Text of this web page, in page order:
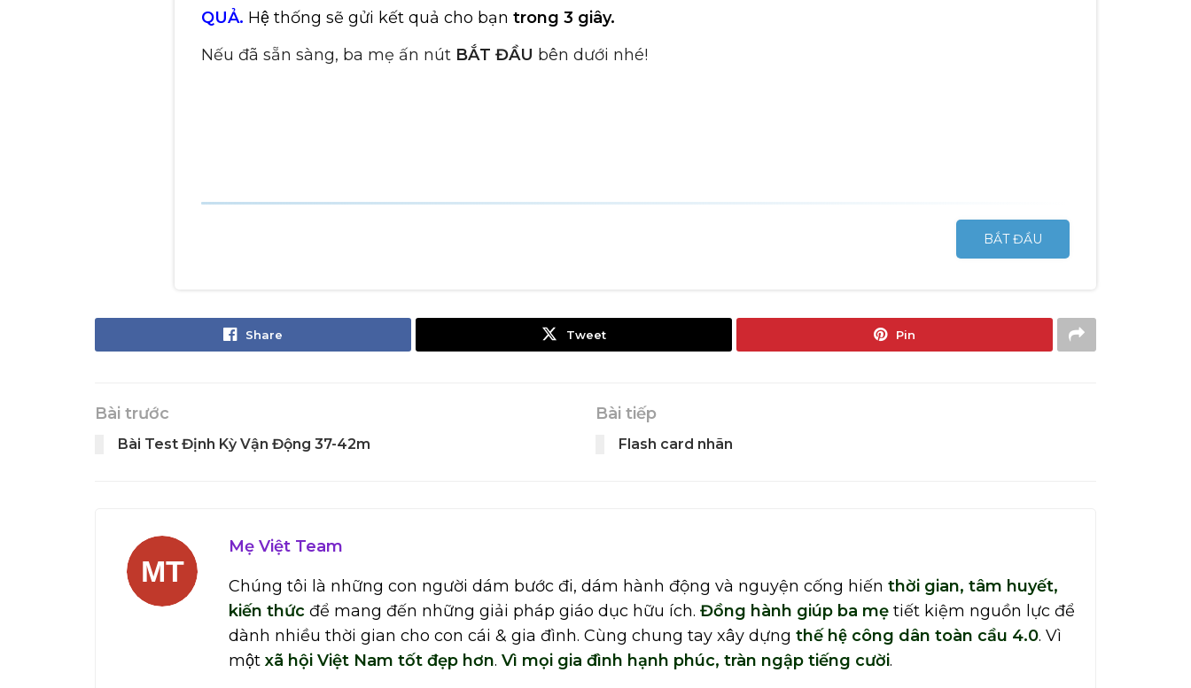
QUẢ. Hệ thống sẽ gửi kết quả cho bạn trong 3 giây.
Nếu đã sẵn sàng, ba mẹ ấn nút BẮT ĐẦU bên dưới nhé!
BẮT ĐẦU
Share Tweet Pin
Bài trước
Bài Test Định Kỳ Vận Động 37-42m
Bài tiếp
Flash card nhãn
Mẹ Việt Team
Chúng tôi là những con người dám bước đi, dám hành động và nguyện cống hiến thời gian, tâm huyết,
kiến thức để mang đến những giải pháp giáo dục hữu ích. Đồng hành giúp ba mẹ tiết kiệm nguồn lực để
dành nhiều thời gian cho con cái & gia đình. Cùng chung tay xây dựng thế hệ công dân toàn cầu 4.0. Vì
một xã hội Việt Nam tốt đẹp hơn. Vì mọi gia đình hạnh phúc, tràn ngập tiếng cười.